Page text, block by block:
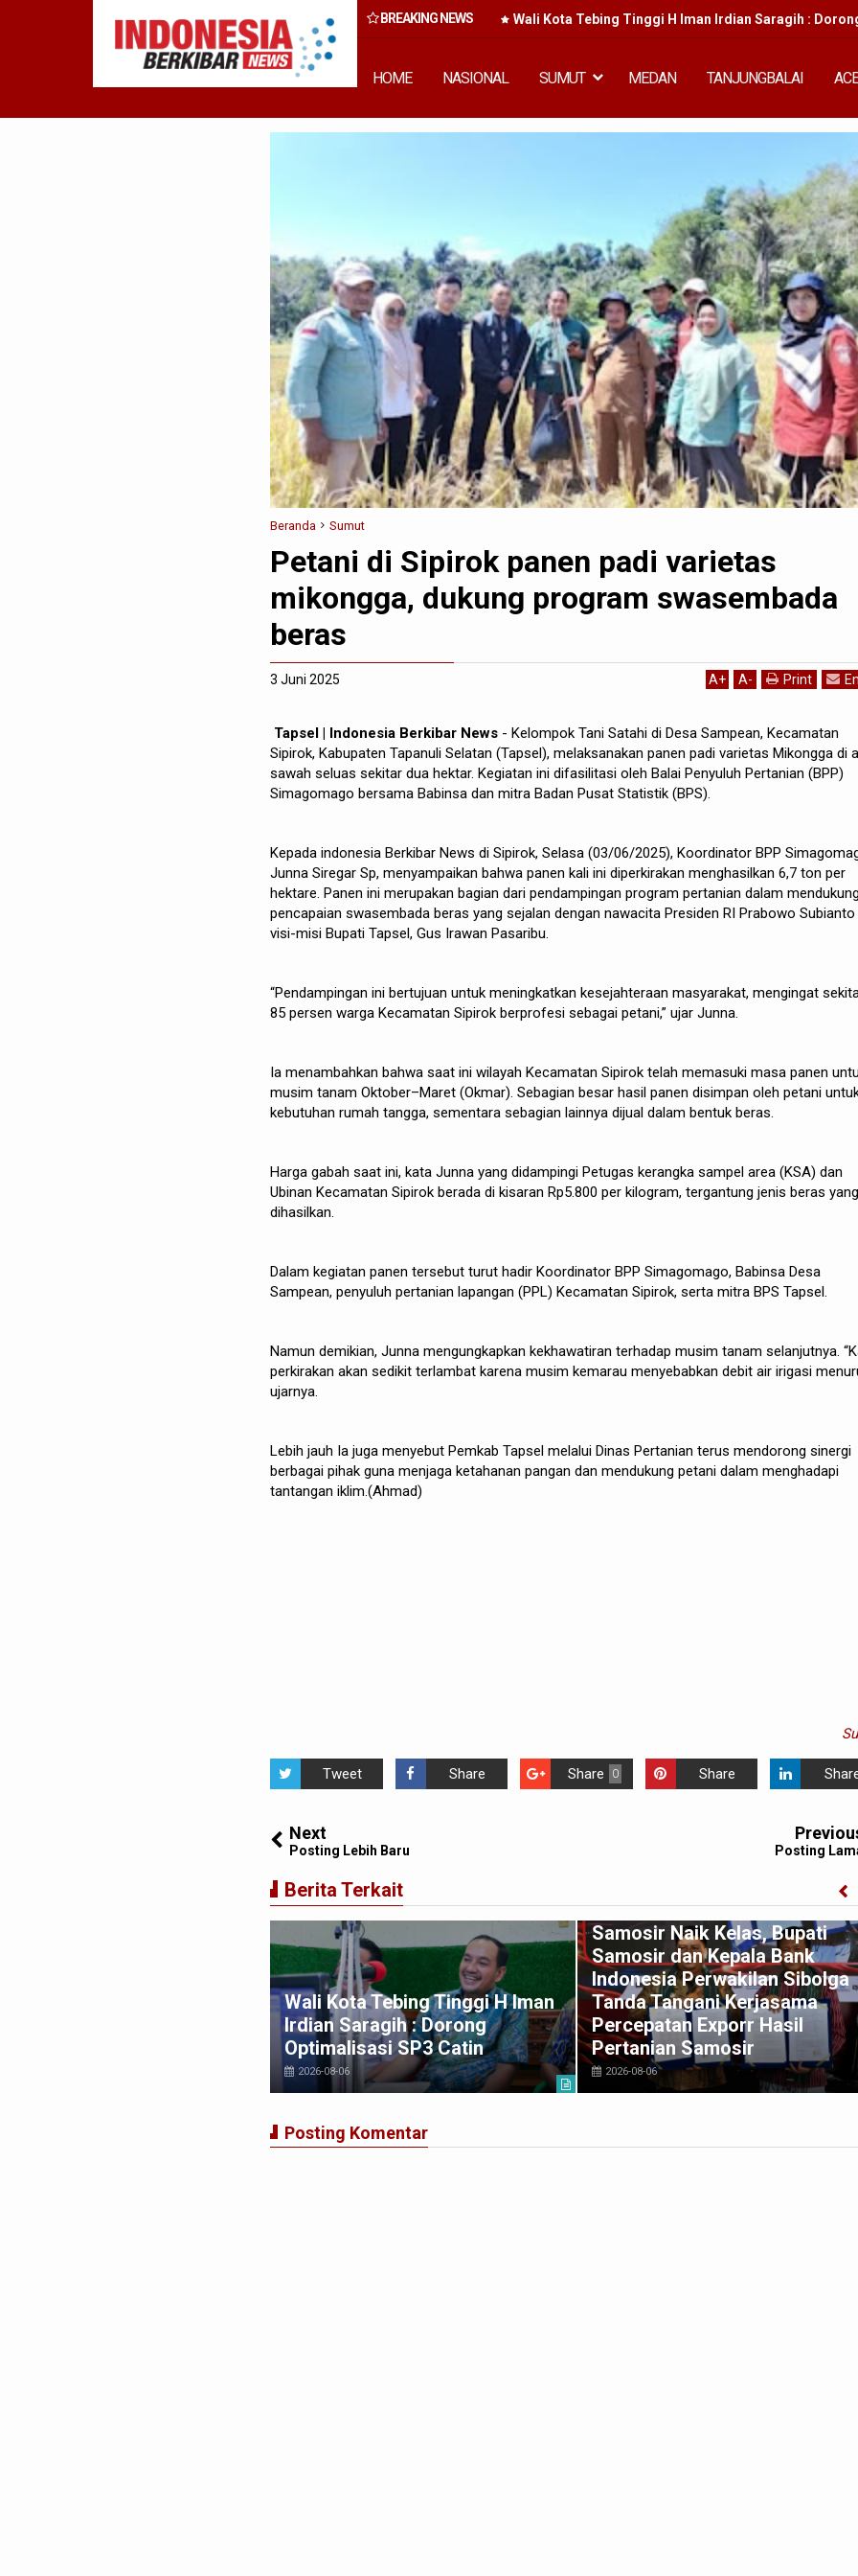
BREAKING NEWS
Wong Cun Sen: Ini Bukan Kegiatan Formal, Tapi Komitmen Wujudkan
Pembangunan Inklusif
Wali Kota Tebing Tinggi H Iman Irdian Saragih :
HOME NASIONAL SUMUT MEDAN TANJUNGBALAI
Beranda Sumut
Petani di Sipirok panen padi varietas
mikongga, dukung program swasembada
beras
3 Juni 2025 A+ A- Print
Tapsel | Indonesia Berkibar News - Kelompok Tani Satahi di Desa Sampean, Kecamatan
Sipirok, Kabupaten Tapanuli Selatan (Tapsel), melaksanakan panen padi varietas Mikongga di
sawah seluas sekitar dua hektar. Kegiatan ini difasilitasi oleh Balai Penyuluh Pertanian (BPP)
Simagomago bersama Babinsa dan mitra Badan Pusat Statistik (BPS).
Kepada indonesia Berkibar News di Sipirok, Selasa (03/06/2025), Koordinator BPP
Junna Siregar Sp, menyampaikan bahwa panen kali ini diperkirakan menghasilkan 6,7 ton per
hektare. Panen ini merupakan bagian dari pendampingan program pertanian dalam mendukung
pencapaian swasembada beras yang sejalan dengan nawacita Presiden RI Prabowo Subianto
visi-misi Bupati Tapsel, Gus Irawan Pasaribu.
“Pendampingan ini bertujuan untuk meningkatkan kesejahteraan masyarakat, mengingat
85 persen warga Kecamatan Sipirok berprofesi sebagai petani,” ujar Junna.
Ia menambahkan bahwa saat ini wilayah Kecamatan Sipirok telah memasuki masa panen
musim tanam Oktober–Maret (Okmar). Sebagian besar hasil panen disimpan oleh petani
kebutuhan rumah tangga, sementara sebagian lainnya dijual dalam bentuk beras.
Harga gabah saat ini, kata Junna yang didampingi Petugas kerangka sampel area (KSA) dan
Ubinan Kecamatan Sipirok berada di kisaran Rp5.800 per kilogram, tergantung jenis beras yang
dihasilkan.
Dalam kegiatan panen tersebut turut hadir Koordinator BPP Simagomago, Babinsa Desa
Sampean, penyuluh pertanian lapangan (PPL) Kecamatan Sipirok, serta mitra BPS Tapsel.
Namun demikian, Junna mengungkapkan kekhawatiran terhadap musim tanam selanjutnya.
perkirakan akan sedikit terlambat karena musim kemarau menyebabkan debit air irigasi
ujarnya.
Lebih jauh Ia juga menyebut Pemkab Tapsel melalui Dinas Pertanian terus mendorong sinergi
berbagai pihak guna menjaga ketahanan pangan dan mendukung petani dalam menghadapi
tantangan iklim.(Ahmad)
Tweet Share 0
Share Share
Next
Posting Lebih Baru Posting
Berita Terkait
Wali Kota Tebing Tinggi H Iman
Irdian Saragih : Dorong
Optimalisasi SP3 Catin
2026-08-06
Samosir Naik Kelas, Bupati
Samosir dan Kepala Bank
Indonesia Perwakilan Sibolga
Tanda Tangani Kerjasama
Percepatan Exporr Hasil
Pertanian Samosir
2026-08-06
Posting Komentar